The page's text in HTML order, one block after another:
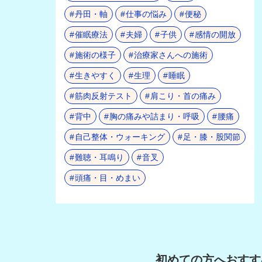
丹田・軸 仕事の悩み 便秘
催眠療法 夫婦 子供 感情の開放
施術の様子 治療家さんへの施術
生きやすく 生理 睡眠
筋肉反射テスト 肩こり・首の痛み
背中 胸の痛みや詰まり・呼吸 腰痛
自己整体・ウォーキング 足・膝・股関節
難聴・耳鳴り 音叉
頭痛・目・めまい